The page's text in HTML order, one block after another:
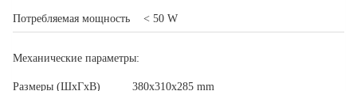
Потребляемая мощность < 50 W
Механические параметры:
Размеры (ШхГхВ) 380x310x285 mm